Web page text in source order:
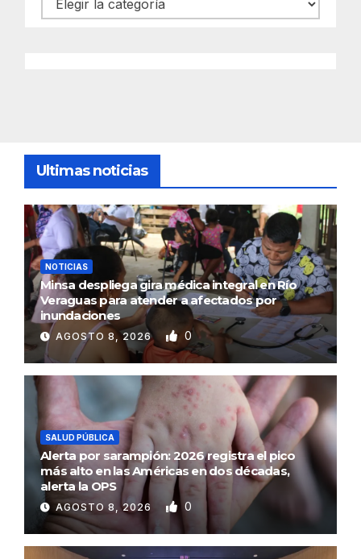
Ultimas noticias
NOTICIAS
Minsa despliega gira médica integral en Río
Veraguas para atender a afectados por
inundaciones
AGOSTO 8, 2026 0
SALUD PÚBLICA
Alerta por sarampión: 2026 registra el pico
más alto en las Américas en dos décadas,
alerta la OPS
AGOSTO 8, 2026 0